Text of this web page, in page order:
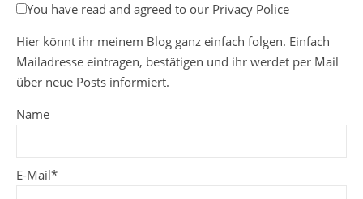
You have read and agreed to our Privacy Police
Hier könnt ihr meinem Blog ganz einfach folgen. Einfach
Mailadresse eintragen, bestätigen und ihr werdet per Mail
über neue Posts informiert.
Name
E-Mail*